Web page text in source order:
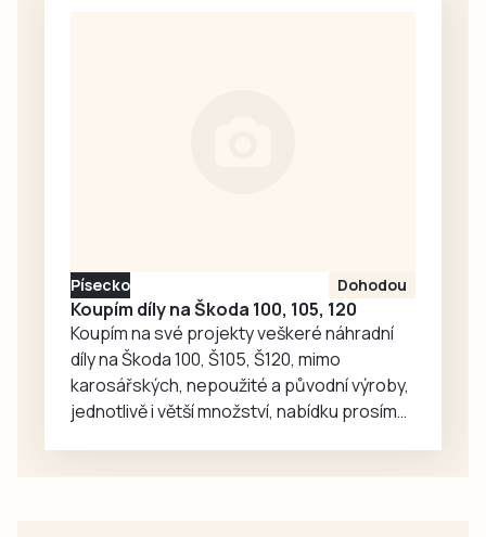
Písecko Dohodou
Koupím díly na Škoda 100, 105, 120
Koupím na své projekty veškeré náhradní
díly na Škoda 100, Š105, Š120, mimo
karosářských, nepoužité a původní výroby,
jednotlivě i větší množství, nabídku prosím